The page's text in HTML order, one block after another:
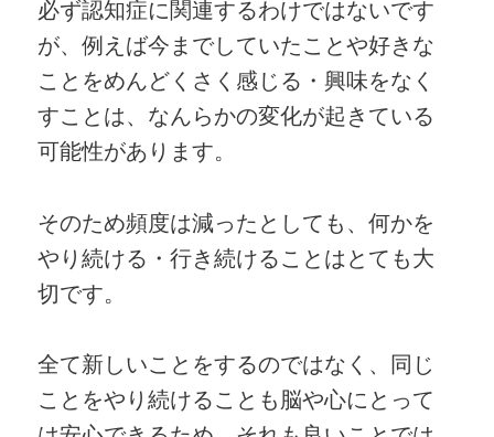
必ず認知症に関連するわけではないです
が、例えば今までしていたことや好きな
ことをめんどくさく感じる・興味をなく
すことは、なんらかの変化が起きている
可能性があります。
そのため頻度は減ったとしても、何かを
やり続ける・行き続けることはとても大
切です。
全て新しいことをするのではなく、同じ
ことをやり続けることも脳や心にとって